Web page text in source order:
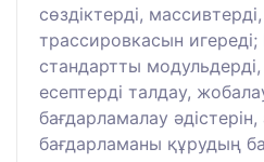
сөздіктерді,
трассировкасын игереді;
стандартты
есептерді талдау,
бағдарламалау
бағдарламаны құрудың